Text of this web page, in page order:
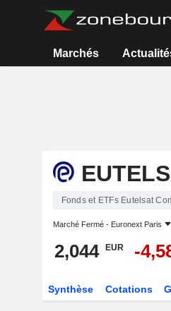
Marchés
Fonds et ETFs Eutelsat
Marché Fermé - Euronext Paris
2,044 EUR -
Synthèse Cotations